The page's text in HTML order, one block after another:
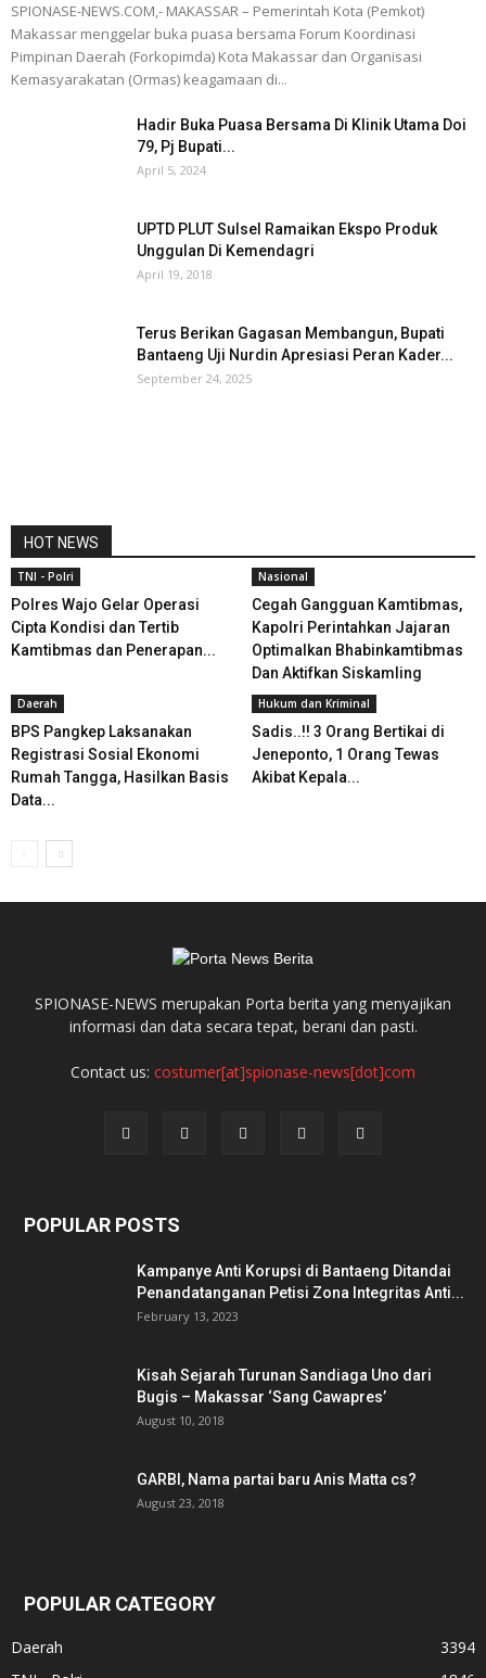
SPIONASE-NEWS.COM,- MAKASSAR – Pemerintah Kota (Pemkot)
Makassar menggelar buka puasa bersama Forum Koordinasi
Pimpinan Daerah (Forkopimda) Kota Makassar dan Organisasi
Kemasyarakatan (Ormas) keagamaan di...
Hadir Buka Puasa Bersama Di Klinik Utama Doi
79, Pj Bupati...
April 5, 2024
UPTD PLUT Sulsel Ramaikan Ekspo Produk
Unggulan Di Kemendagri
April 19, 2018
Terus Berikan Gagasan Membangun, Bupati
Bantaeng Uji Nurdin Apresiasi Peran Kader...
September 24, 2025
HOT NEWS
TNI - Polri
Polres Wajo Gelar Operasi
Cipta Kondisi dan Tertib
Kamtibmas dan Penerapan...
Nasional
Cegah Gangguan Kamtibmas,
Kapolri Perintahkan Jajaran
Optimalkan Bhabinkamtibmas
Dan Aktifkan Siskamling
Daerah
BPS Pangkep Laksanakan
Registrasi Sosial Ekonomi
Rumah Tangga, Hasilkan Basis
Data...
Hukum dan Kriminal
Sadis..!! 3 Orang Bertikai di
Jeneponto, 1 Orang Tewas
Akibat Kepala...
SPIONASE-NEWS merupakan Porta berita yang menyajikan
informasi dan data secara tepat, berani dan pasti.
Contact us: costumer[at]spionase-news[dot]com
POPULAR POSTS
Kampanye Anti Korupsi di Bantaeng Ditandai
Penandatanganan Petisi Zona Integritas Anti...
February 13, 2023
Kisah Sejarah Turunan Sandiaga Uno dari
Bugis – Makassar ‘Sang Cawapres’
August 10, 2018
GARBI, Nama partai baru Anis Matta cs?
August 23, 2018
POPULAR CATEGORY
Daerah
3394